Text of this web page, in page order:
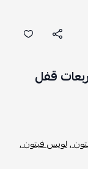
قفل
,لويس فيتون ,